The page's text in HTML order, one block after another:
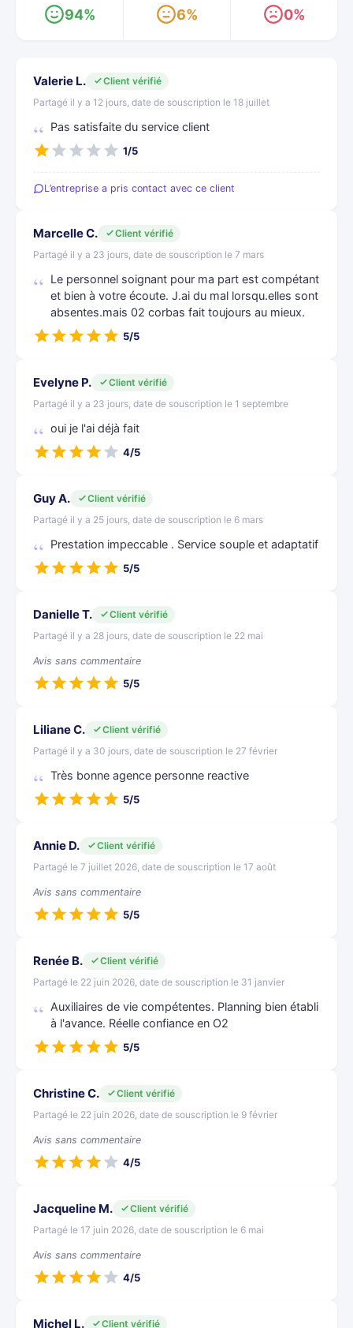
94% 6% 0%
Valerie L.
Client vérifié
Partagé il y a 12 jours, date de souscription le 18 juillet
Pas satisfaite du service client
1/5
L’entreprise a pris contact avec ce client
Marcelle C.
Client vérifié
Partagé il y a 23 jours, date de souscription le 7 mars
Le personnel soignant pour ma part est compétant
et bien à votre écoute. J.ai du mal lorsqu.elles sont
absentes.mais 02 corbas fait toujours au mieux.
5/5
Evelyne P.
Client vérifié
Partagé il y a 23 jours, date de souscription le 1 septembre
oui je l'ai déjà fait
4/5
Guy A.
Client vérifié
Partagé il y a 25 jours, date de souscription le 6 mars
Prestation impeccable . Service souple et adaptatif
5/5
Danielle T.
Client vérifié
Partagé il y a 28 jours, date de souscription le 22 mai
Avis sans commentaire
5/5
Liliane C.
Client vérifié
Partagé il y a 30 jours, date de souscription le 27 février
Très bonne agence personne reactive
5/5
Annie D.
Client vérifié
Partagé le 7 juillet 2026, date de souscription le 17 août
Avis sans commentaire
5/5
Renée B.
Client vérifié
Partagé le 22 juin 2026, date de souscription le 31 janvier
Auxiliaires de vie compétentes. Planning bien établi
à l'avance. Réelle confiance en O2
5/5
Christine C.
Client vérifié
Partagé le 22 juin 2026, date de souscription le 9 février
Avis sans commentaire
4/5
Jacqueline M.
Client vérifié
Partagé le 17 juin 2026, date de souscription le 6 mai
Avis sans commentaire
4/5
Michel L. Client vérifié